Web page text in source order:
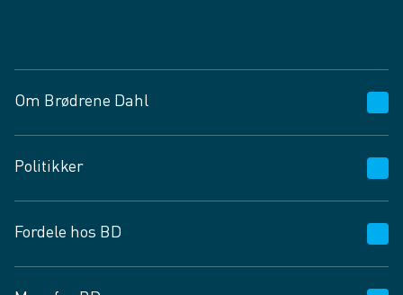
Om Brødrene Dahl
Vagttelefon 30 10 89 89
Spørgsmål og svar
Job og karriere
Fødevarekontrolrapport
Politikker
Privatlivspolitik
Cookies
Fordele hos BD